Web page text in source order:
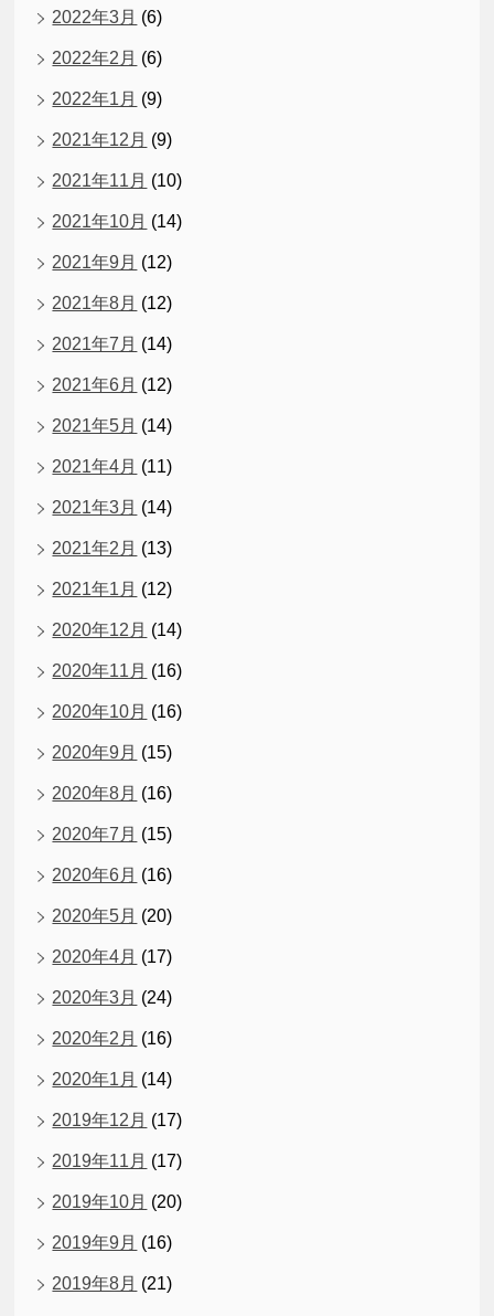
2022年3月 (6)
2022年2月 (6)
2022年1月 (9)
2021年12月 (9)
2021年11月 (10)
2021年10月 (14)
2021年9月 (12)
2021年8月 (12)
2021年7月 (14)
2021年6月 (12)
2021年5月 (14)
2021年4月 (11)
2021年3月 (14)
2021年2月 (13)
2021年1月 (12)
2020年12月 (14)
2020年11月 (16)
2020年10月 (16)
2020年9月 (15)
2020年8月 (16)
2020年7月 (15)
2020年6月 (16)
2020年5月 (20)
2020年4月 (17)
2020年3月 (24)
2020年2月 (16)
2020年1月 (14)
2019年12月 (17)
2019年11月 (17)
2019年10月 (20)
2019年9月 (16)
2019年8月 (21)